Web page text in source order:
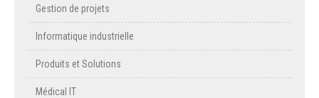
Gestion de projets
Informatique industrielle
Produits et Solutions
Médical IT